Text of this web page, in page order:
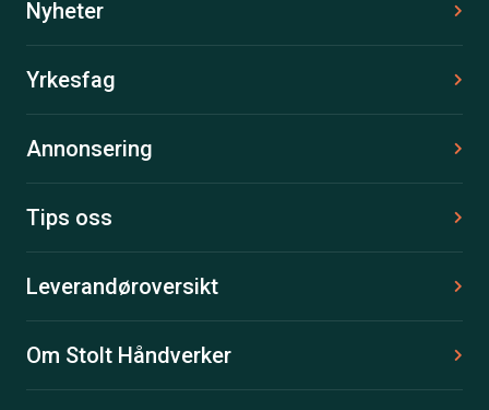
Nyheter
Yrkesfag
Annonsering
Tips oss
Leverandøroversikt
Om Stolt Håndverker